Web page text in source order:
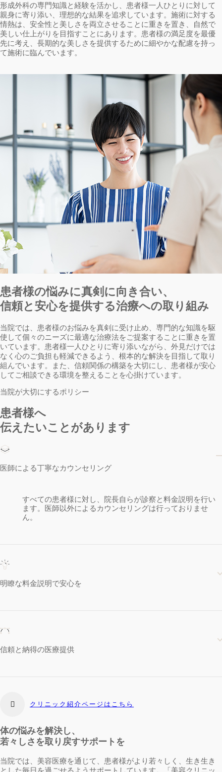
形成外科の専門知識と経験を活かし、患者様一人ひとりに対して
親身に寄り添い、理想的な結果を追求しています。施術に対する
情熱は、安全性と美しさを両立させることに重きを置き、自然で
美しい仕上がりを目指すことにあります。患者様の満足度を最優
先に考え、長期的な美しさを提供するために細やかな配慮を持っ
て施術に臨んでいます。
患者様の悩みに真剣に向き合い、
信頼と安心を提供する治療への取り組み
当院では、患者様のお悩みを真剣に受け止め、専門的な知識を駆
使して個々のニーズに最適な治療法をご提案することに重きを置
いています。患者様一人ひとりに寄り添いながら、外見だけでは
なく心のご負担も軽減できるよう、根本的な解決を目指して取り
組んでいます。また、信頼関係の構築を大切にし、患者様が安心
してご相談できる環境を整えることを心掛けています。
当院が大切にするポリシー
患者様へ
伝えたいことがあります
医師による丁寧なカウンセリング
すべての患者様に対し、院長自らが診察と料金説明を行い
ます。医師以外によるカウンセリングは行っておりませ
ん。
明瞭な料金説明で安心を
信頼と納得の医療提供
クリニック紹介ページはこちら
体の悩みを解決し、
若々しさを取り戻すサポートを
当院では、美容医療を通じて、患者様がより若々しく、生き生き
とした毎日を過ごせるようサポートしています。「美容クリニッ